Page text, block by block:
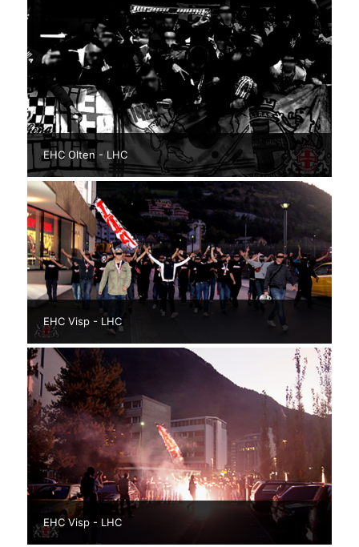
EHC Olten - LHC
EHC Visp - LHC
EHC Visp - LHC